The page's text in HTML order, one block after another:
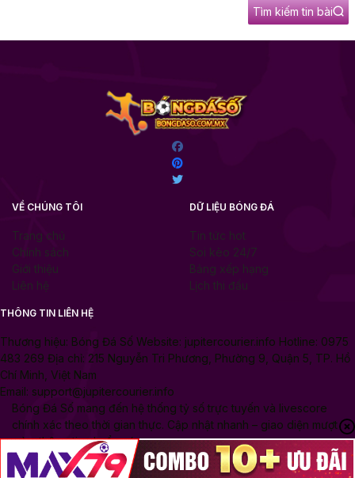
Tìm kiếm tin bài
VỀ CHÚNG TÔI
Trang chủ
Chính sách
Giới thiệu
Liên hệ
DỮ LIỆU BÓNG ĐÁ
Tin tức hot
Soi kèo 24/7
Bảng xếp hạng
Lịch thi đấu
THÔNG TIN LIÊN HỆ
Thương hiệu: Bóng Đá Số Website: jupitercourier.info Hotline: 0975
483 269 Địa chỉ: 215 Nguyễn Tri Phương, Phường 9, Quận 5, TP. Hồ
Chí Minh, Việt Nam
Email: support@jupitercourier.info
Bóng Đá Số mang đến hệ thống tỷ số trực tuyến và livescore
chính xác theo thời gian thực. Cập nhật nhanh – giao diện mượt
mà – thông tin chuẩn xác.
Copyright © 2025 Bongdaso10.com .All rights reserved.